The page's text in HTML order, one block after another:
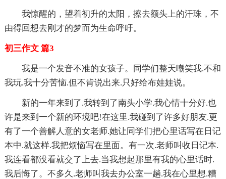
我惊醒的，望着初升的太阳，擦去额头上的汗珠，不
由得回想去刚才的梦而为生命呼吁。
初三作文 篇3
我是一个发音不准的女孩子。同学们整天嘲笑我.不和
我玩.我十分苦恼.但不肯说出来.只好给布娃娃说。
新的一年来到了.我转到了南头小学.我心情十分好.也
许是来到一个新的环境吧!在这里.我碰到了许多好朋友.更
有了一个善解人意的女老师.她让同学们把心里话写在日记
本中.就这样.我把烦恼写在里面。有一次.老师叫收日记本.
我连看都没看就交了上去.当我想起那里有我的心里话时.
我后悔了。不多久.老师叫我去办公室一趟.我在心里想.糟